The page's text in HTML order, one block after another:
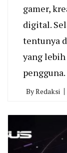
gamer,
digital.
tentunya
yang
ByRedaksi